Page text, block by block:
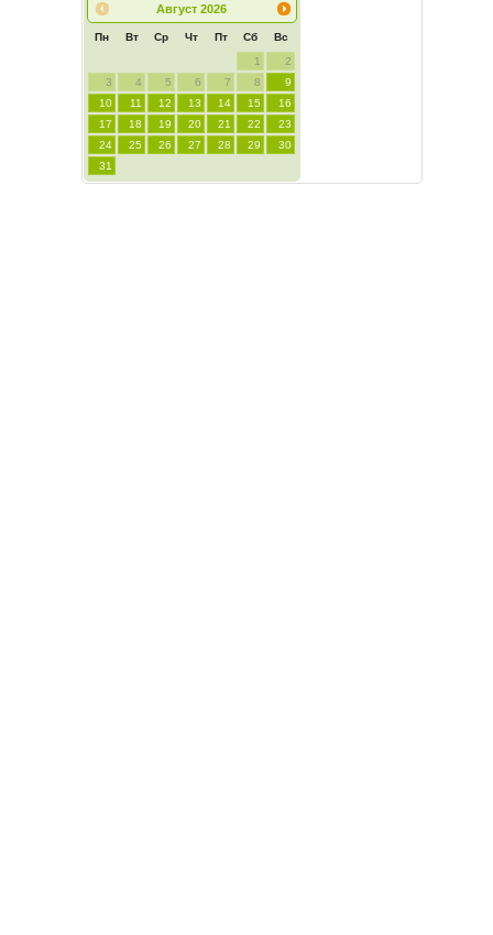
Август 2026
Пн Вт Ср Чт Пт Сб Вс
1
2
3
4 5 6 7 8
9
10
11 12 13 14 15
16
17
18 19 20 21 22
23
24
25 26 27 28 29
30
31